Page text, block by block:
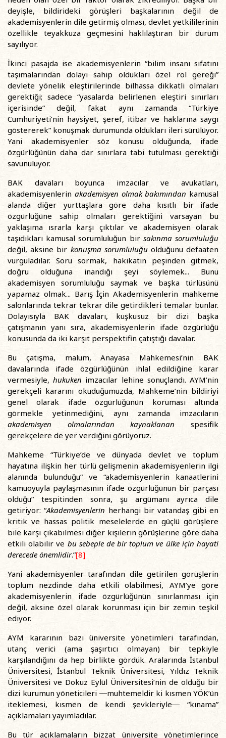
deyişle, bildirideki görüşleri başkalarının değil de
akademisyenlerin dile getirmiş olması, devlet yetkililerinin
özellikle teyakkuza geçmesini haklılaştıran bir durum
sayılıyor.
İkinci pasajda ise akademisyenlerin “bilim insanı sıfatını
taşımalarından dolayı sahip oldukları özel rol gereği”
devlete yönelik eleştirilerinde bilhassa dikkatli olmaları
gerektiği; sadece “yasalarda belirlenen eleştiri sınırları
içerisinde” değil, fakat aynı zamanda “Türkiye
Cumhuriyeti’nin haysiyet, şeref, itibar ve haklarına saygı
göstererek” konuşmak durumunda oldukları ileri sürülüyor.
Yani akademisyenler söz konusu olduğunda, ifade
özgürlüğünün daha dar sınırlara tabi tutulması gerektiği
savunuluyor.
BAK davaları boyunca imzacılar ve avukatları,
akademisyenlerin akademisyen olmak bakımından kamusal
alanda diğer yurttaşlara göre daha kısıtlı bir ifade
özgürlüğüne sahip olmaları gerektiğini varsayan bu
yaklaşıma ısrarla karşı çıktılar ve akademisyen olarak
taşıdıkları kamusal sorumluluğun bir sakınma sorumluluğu
değil, aksine bir konuşma sorumluluğuolduğunu defaaten
vurguladılar. Soru sormak, hakikatin peşinden gitmek,
doğru olduğuna inandığı şeyi söylemek... Bunu
akademisyen sorumluluğu saymak ve başka türlüsünü
yapamaz olmak... Barış İçin Akademisyenlerin mahkeme
salonlarında tekrar tekrar dile getirdikleri temalar bunlar.
Dolayısıyla BAK davaları, kuşkusuz bir dizi başka
çatışmanın yanı sıra, akademisyenlerin ifade özgürlüğü
konusunda da iki karşıt perspektifin çatıştığı davalar.
Bu çatışma, malum, Anayasa Mahkemesi’nin BAK
davalarında ifade özgürlüğünün ihlal edildiğine karar
vermesiyle,hukuken imzacılar lehine sonuçlandı. AYM’nin
gerekçeli kararını okuduğumuzda, Mahkeme’nin bildiriyi
genel olarak ifade özgürlüğünün koruması altında
görmekle yetinmediğini, aynı zamanda imzacıların
akademisyen olmalarından kaynaklanan spesifik
gerekçelere de yer verdiğini görüyoruz.
Mahkeme “Türkiye’de ve dünyada devlet ve toplum
hayatına ilişkin her türlü gelişmenin akademisyenlerin ilgi
alanında bulunduğu” ve “akademisyenlerin kanaatlerini
kamuoyuyla paylaşmasının ifade özgürlüğünün bir parçası
olduğu” tespitinden sonra, şu argümanı ayrıca dile
getiriyor: “Akademisyenlerin herhangi bir vatandaş gibi en
kritik ve hassas politik meselelerde en güçlü görüşlere
bile karşı çıkabilmesi diğer kişilerin görüşlerine göre daha
etkili olabilir ve bu sebeple de bir toplum ve ülke için hayati
derecede önemlidir.”[8]
Yani akademisyenler tarafından dile getirilen görüşlerin
toplum nezdinde daha etkili olabilmesi, AYM’ye göre
akademisyenlerin ifade özgürlüğünün sınırlanması için
değil, aksine özel olarak korunması için bir zemin teşkil
ediyor.
AYM kararının bazı üniversite yönetimleri tarafından,
utanç verici (ama şaşırtıcı olmayan) bir tepkiyle
karşılandığını da hep birlikte gördük. Aralarında İstanbul
Üniversitesi, İstanbul Teknik Üniversitesi, Yıldız Teknik
Üniversitesi ve Dokuz Eylül Üniversitesi’nin de olduğu bir
dizi kurumun yöneticileri ―muhtemeldir ki kısmen YÖK’ün
iteklemesi, kısmen de kendi şevkleriyle― “kınama”
açıklamaları yayımladılar.
Bu tür açıklamaların bizzat üniversite yönetimlerince